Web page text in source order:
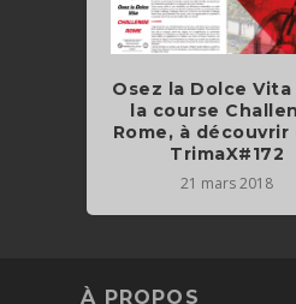
Osez la Dolce Vita
la course
Rome, à découvrir
TrimaX#172
21 mars 2018
À PROPOS